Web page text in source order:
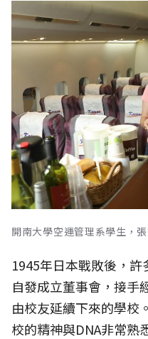
開南大學空運管理系學生，張
1945年日本戰敗後，
自發成立董事會，接手
由校友延續下來的學校
校的精神與DNA非常熟